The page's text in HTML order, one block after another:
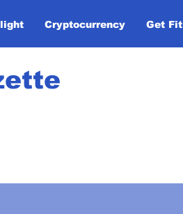
Cryptocurrency Get Fit